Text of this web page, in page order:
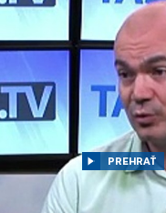
PREHRAŤ